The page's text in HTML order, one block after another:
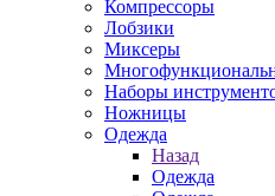
Компрессоры
Лобзики
Миксеры
Наборы
Ножницы
Одежда
Назад
Одежда